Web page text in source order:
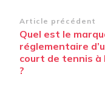
Navigation
d’article
Article précédent
Quel est le
réglementaire
court de tennis à
?